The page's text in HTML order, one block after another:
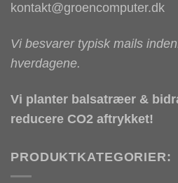
kontakt@groencomputer.dk
Vi besvarer typisk mails
hverdagene.
Vi planter balsatræer &
reducere CO2 aftrykket!
PRODUKTKATEGORIER: